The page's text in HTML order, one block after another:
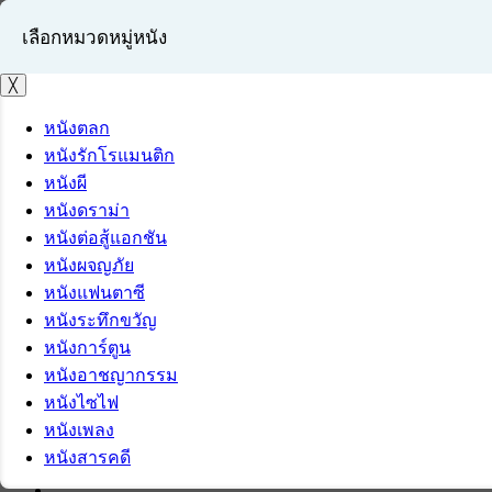
เข้าสู่ระบบ
สมัครสมาชิก
เลือกหมวดหมู่หนัง
╳
หนังตลก
หนังรักโรแมนติก
หนังผี
หนังดราม่า
หนังต่อสู้แอกชัน
หนังผจญภัย
หนังแฟนตาซี
หนังระทึกขวัญ
หนังการ์ตูน
หนังอาชญากรรม
หนังไซไฟ
หนังเพลง
หนังสารคดี